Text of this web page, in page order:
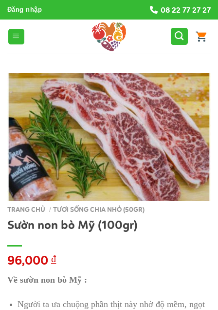
Bỏ
qua
nội
dung
Đăng nhập 08 22 77 27 27
TRANG CHỦ / TƯƠI SỐNG CHIA NHỎ (50GR)
Sườn non bò Mỹ (100gr)
96,000 ₫
Về sườn non bò Mỹ :
Người ta ưa chuộng phần thịt này nhờ độ mềm, ngọt